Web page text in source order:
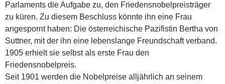
Parlaments die Aufgabe zu, den Friedensnobelpreisträger
zu küren. Zu diesem Beschluss könnte ihn eine Frau
angespornt haben: Die österreichische Pazifistin Bertha von
Suttner, mit der ihn eine lebenslange Freundschaft verband.
1905 erhielt sie selbst als erste Frau den
Friedensnobelpreis.
Seit 1901 werden die Nobelpreise alljährlich an seinem